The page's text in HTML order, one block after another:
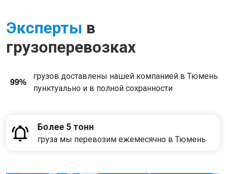
Эксперты в
грузоперевозках
99%
грузов доставлены нашей компанией в Тюмень
пунктуально и в полной сохранности
Более 5 тонн
груза мы перевозим ежемесячно в Тюмень